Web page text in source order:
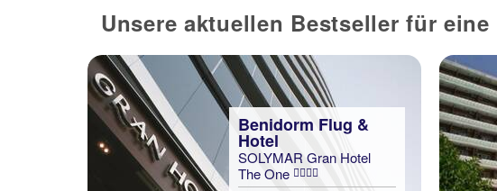
Unsere aktuellen Bestseller für
Benidorm Flug &
Hotel
SOLYMAR Gran Hotel
The One